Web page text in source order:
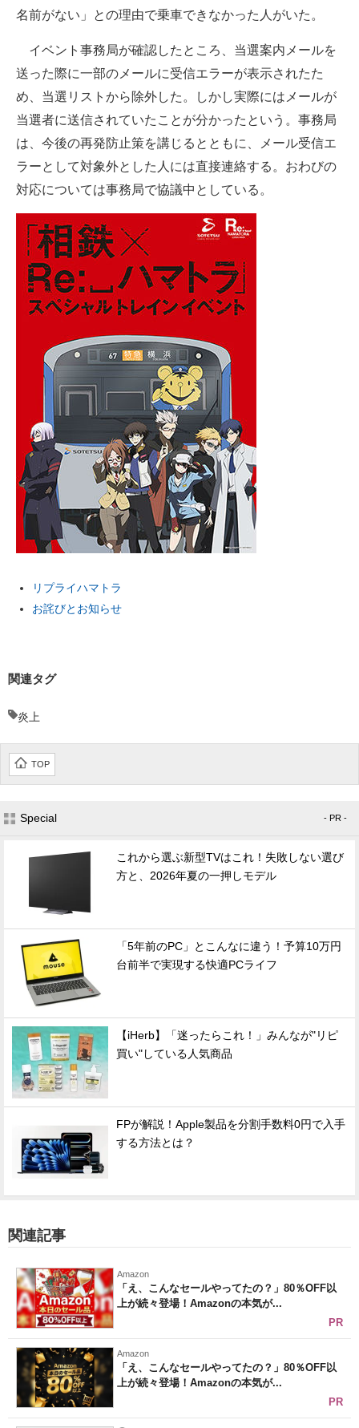
企業向けIT製品の総合サイト
IT製品の技術・比較・事例
製造業のIT導入・活用を支援
モノづくり技術者専門サイト
エレクトロニクス専門サイト
電子設計の基本と応用
エネルギーの専門メディア
建設×テクノロジーの最前線
ちょっと気になるネットの話題
名前がない」との理由で乗車できなかった人がいた。
イベント事務局が確認したところ、当選案内メールを
送った際に一部のメールに受信エラーが表示されたた
め、当選リストから除外した。しかし実際にはメールが
当選者に送信されていたことが分かったという。事務局
は、今後の再発防止策を講じるとともに、メール受信エ
ラーとして対象外とした人には直接連絡する。おわびの
対応については事務局で協議中としている。
リプライハマトラ
お詫びとお知らせ
関連タグ
炎上
TOP
Special - PR -
これから選ぶ新型TVはこれ！失敗しない選び
方と、2026年夏の一押しモデル
「5年前のPC」とこんなに違う！予算10万円
台前半で実現する快適PCライフ
【iHerb】「迷ったらこれ！」みんなが"リピ
買い"している人気商品
FPが解説！Apple製品を分割手数料0円で入手
する方法とは？
関連記事
Amazon
「え、こんなセールやってたの？」80％OFF以
上が続々登場！Amazonの本気が...
PR
Amazon
「え、こんなセールやってたの？」80％OFF以
上が続々登場！Amazonの本気が...
PR